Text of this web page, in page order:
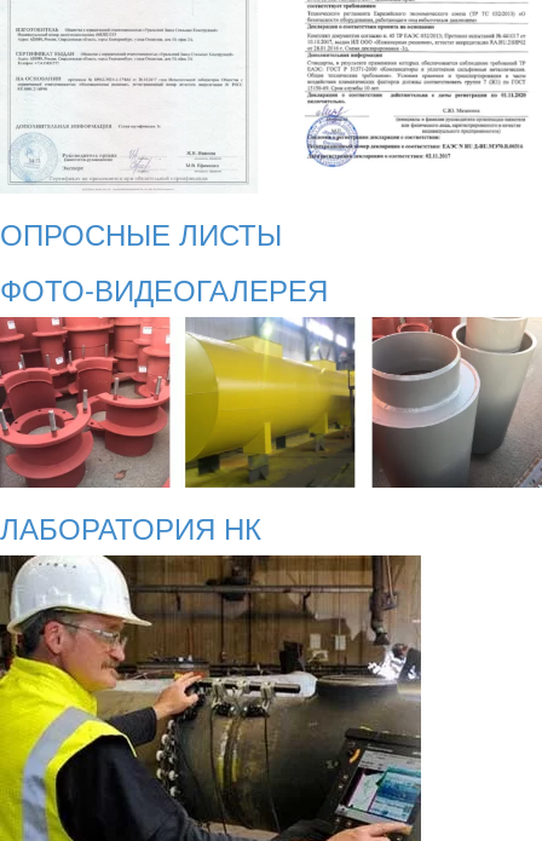
ОПРОСНЫЕ ЛИСТЫ
ФОТО-ВИДЕОГАЛЕРЕЯ
ЛАБОРАТОРИЯ НК